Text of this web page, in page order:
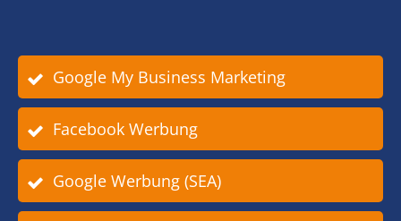
Google My Business Marketing
Facebook Werbung
Google Werbung (SEA)